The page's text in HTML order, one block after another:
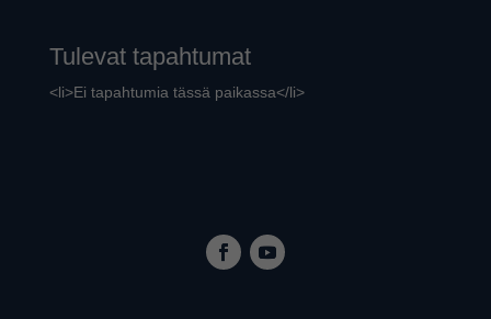
Tulevat tapahtumat
<li>Ei tapahtumia tässä paikassa</li>